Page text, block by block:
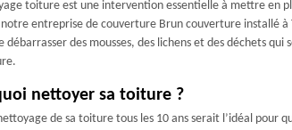
toiture est une intervention essentielle à mettre en
entreprise de couverture Brun couverture installé à
débarrasser des mousses, des lichens et des déchets
nettoyer sa toiture ?
de sa toiture tous les 10 ans serait l’idéal